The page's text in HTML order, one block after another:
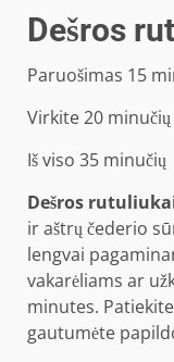
Dešros
Paruošimas 15
Virkite20minučių
minučių
Iš viso 35minučių
minučių
Dešros
ir aštrų čederio
lengvai
vakarėliams ar
minutes.
gautumėte